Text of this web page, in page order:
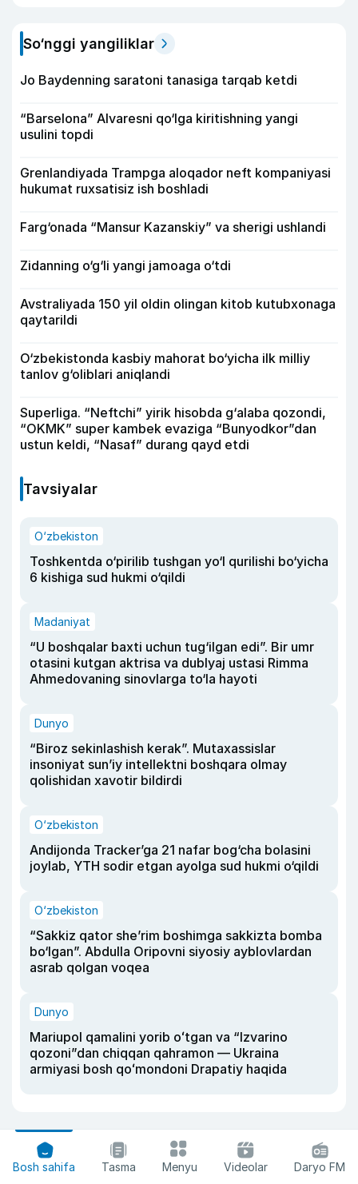
So‘nggi yangiliklar
Jo Baydenning saratoni tanasiga tarqab ketdi
“Barselona” Alvaresni qo‘lga kiritishning yangi
usulini topdi
Grenlandiyada Trampga aloqador neft kompaniyasi
hukumat ruxsatisiz ish boshladi
Farg‘onada “Mansur Kazanskiy” va sherigi ushlandi
Zidanning o‘g‘li yangi jamoaga o‘tdi
Avstraliyada 150 yil oldin olingan kitob kutubxonaga
qaytarildi
O‘zbekistonda kasbiy mahorat bo‘yicha ilk milliy
tanlov g‘oliblari aniqlandi
Superliga. “Neftchi” yirik hisobda g‘alaba qozondi,
“OKMK” super kambek evaziga “Bunyodkor”dan
ustun keldi, “Nasaf” durang qayd etdi
Tavsiyalar
O‘zbekiston
Toshkentda o‘pirilib tushgan yo‘l qurilishi bo‘yicha
6 kishiga sud hukmi o‘qildi
Madaniyat
“U boshqalar baxti uchun tug‘ilgan edi”. Bir umr
otasini kutgan aktrisa va dublyaj ustasi Rimma
Ahmedovaning sinovlarga to‘la hayoti
Dunyo
“Biroz sekinlashish kerak”. Mutaxassislar
insoniyat sun’iy intellektni boshqara olmay
qolishidan xavotir bildirdi
O‘zbekiston
Andijonda Tracker’ga 21 nafar bog‘cha bolasini
joylab, YTH sodir etgan ayolga sud hukmi o‘qildi
O‘zbekiston
“Sakkiz qator she’rim boshimga sakkizta bomba
bo‘lgan”. Abdulla Oripovni siyosiy ayblovlardan
asrab qolgan voqea
Dunyo
Mariupol qamalini yorib oʻtgan va “Izvarino
qozoni”dan chiqqan qahramon — Ukraina
armiyasi bosh qoʻmondoni Drapatiy haqida
Bosh sahifa Tasma Menyu Videolar Daryo FM